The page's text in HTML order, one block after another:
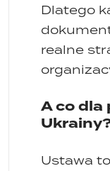
Dlatego
realne
A co dla
Ustawa